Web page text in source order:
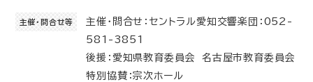
主催・問合せ等
主催・問合せ：セントラル愛知交響楽団：052-
581-3851
後援：愛知県教育委員会 名古屋市教育委員会
特別協賛：宗次ホール